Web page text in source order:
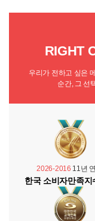
RIGHT
우리가 전하고 싶은
순간, 그 선
2026-2016 11년
한국 소비자만족지